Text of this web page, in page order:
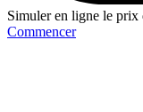
Simuler en ligne le prix
Commencer